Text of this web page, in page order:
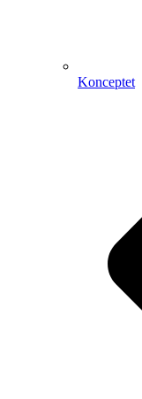
Konceptet